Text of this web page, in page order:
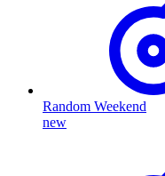
Random Weekend
new